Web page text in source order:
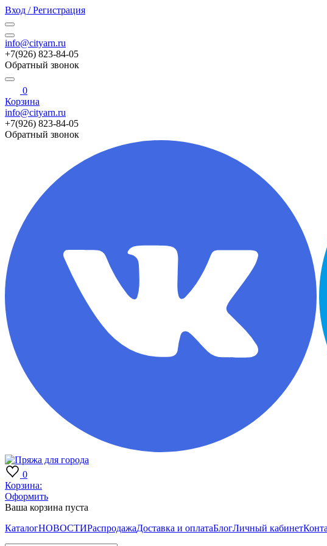
Вход / Регистрация
info@cityarn.ru
+7(926) 823-84-05
Обратный звонок
0
Корзина
info@cityarn.ru
+7(926) 823-84-05
Обратный звонок
0
Корзина:
Оформить
Ваша корзина пуста
КаталогНОВОСТИРаспродажаДоставка и оплатаБлогЛичный кабинет